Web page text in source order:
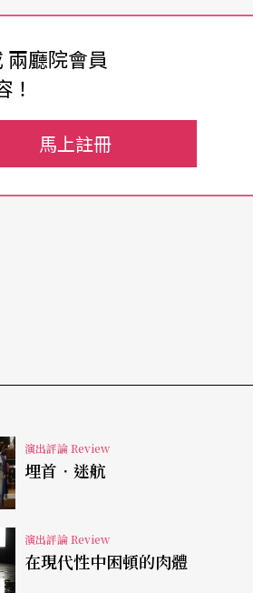
質意義。首先，膽敢排出這樣的
也無風雨也無晴，已然立於不敗
及兩個以上合唱團的演出陣容，
驗指揮是否具有艾森豪的領導統
自負，同時更對自我音色了然於
的台北市立交響樂團——這個在
念調整的樂團——適切地在NSO的
柔韌又固若金湯的基礎底蘊下，
厚實。八位獨唱者的表現，更是
之聲」。尤其呂紹嘉擅長的戲劇
兩廳院會員
！
馬上註冊
演出評論 Review
埋首．迷航
演出評論 Review
在現代性中困頓的肉體